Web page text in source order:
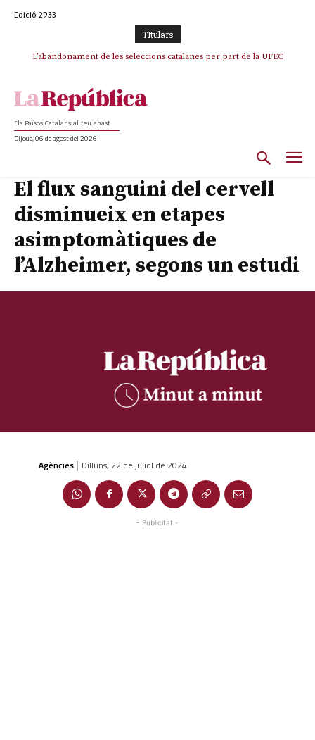
Edició 2933
TItulars
L’abandonament de les seleccions catalanes per part de la UFEC
TV3 perd el lideratge després de 23 mesos: Una deriva sense continguts i
Els Països Catalans al teu abast
Dijous, 06 de agost del 2026
El flux sanguini del cervell
disminueix en etapes
asimptomàtiques de
l’Alzheimer, segons un estudi
Agències | Dilluns, 22 de juliol de 2024
- Publicitat -